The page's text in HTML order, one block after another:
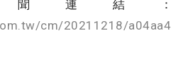
連結：
cm/20211218/a04aa4